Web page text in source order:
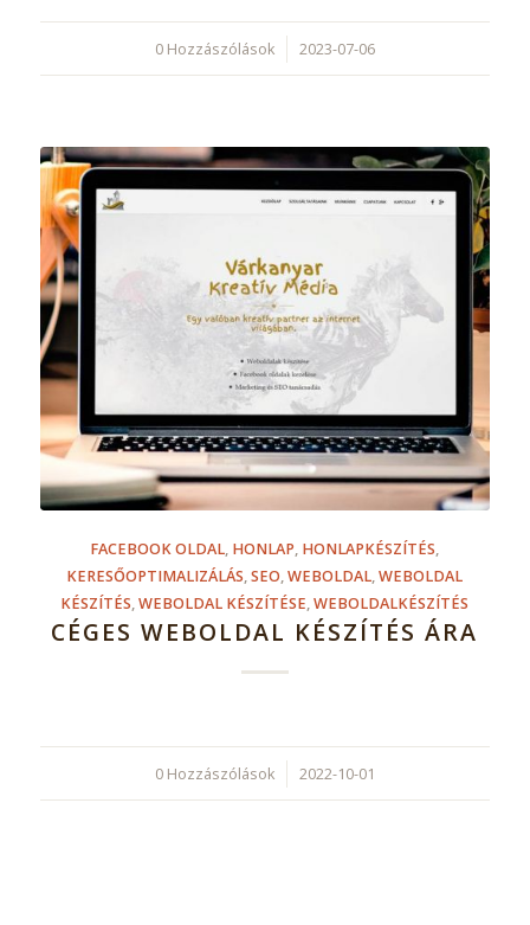
0 Hozzászólások
/ 2023-07-06
FACEBOOK OLDAL, HONLAP, HONLAPKÉSZÍTÉS,
KERESŐOPTIMALIZÁLÁS,SEO,WEBOLDAL,WEBOLDAL
KÉSZÍTÉS,WEBOLDAL KÉSZÍTÉSE,WEBOLDALKÉSZÍTÉS
CÉGES WEBOLDAL KÉSZÍTÉS ÁRA
0 Hozzászólások
/ 2022-10-01